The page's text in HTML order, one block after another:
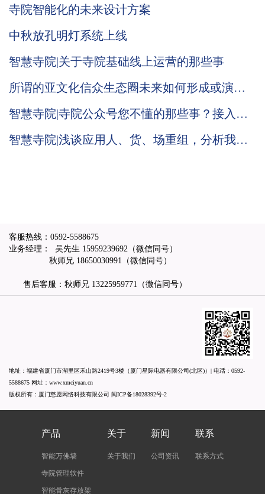
寺院智能化的未来设计方案
中秋放孔明灯系统上线
智慧寺院|关于寺院基础线上运营的那些事
所谓的亚文化信众生态圈未来如何形成或演
智慧寺院|寺院公众号您不懂的那些事？接入寺
智慧寺院|浅谈应用人、货、场重组，分析我们
客服热线： 0592-5588675
业务经理： 吴先生 15959239692 （微信同号）
秋师兄 18650030991 （微信同号）
售后客服：秋师兄 13225959771 （微信同号）
地址：福建省厦门市湖里区禾山路2419号3楼（厦门星际电器有限公司(北区)）| 电话： 0592-
5588675 网址： www.xmciyuan.cn
版权所有：厦门慈愿网络科技有限公司 闽ICP备18028392号-2
产品
智能万佛墙
寺院管理软件
智能骨灰存放架
关于
关于我们
新闻
公司资讯
联系
联系方式